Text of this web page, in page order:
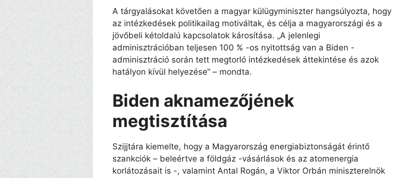
A tárgyalásokat követően a magyar külügyminiszter hangsúlyozta, hogy
az intézkedések politikailag motiváltak, és célja a magyarországi és a
jövőbeli kétoldalú kapcsolatok károsítása. „A jelenlegi
adminisztrációban teljesen 100 % -os nyitottság van a Biden -
adminisztráció során tett megtorló intézkedések áttekintése és azok
hatályon kívül helyezése” – mondta.
Biden aknamezőjének
megtisztítása
Szijjtára kiemelte, hogy a Magyarország energiabiztonságát érintő
szankciók – beleértve a földgáz -vásárlások és az atomenergia
korlátozásait is -, valamint Antal Rogán, a Viktor Orbán miniszterelnök